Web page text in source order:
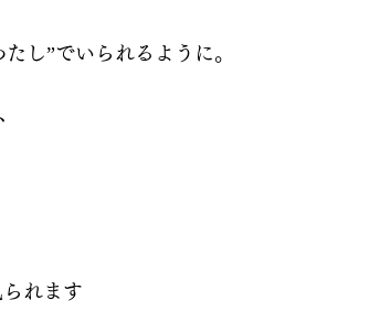
し”でいられるように。
れます